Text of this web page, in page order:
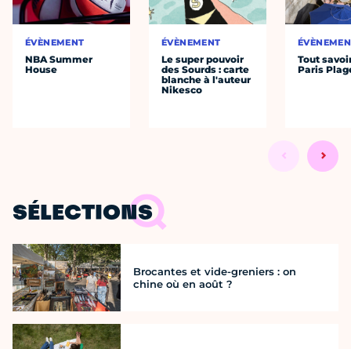
ÉVÈNEMENT
NBA Summer
House
ÉVÈNEMENT
Le super pouvoir
des Sourds : carte
blanche à l'auteur
Nikesco
Tout
Paris
SÉLECTIONS
Brocantes et vide-greniers : on
chine où en août ?